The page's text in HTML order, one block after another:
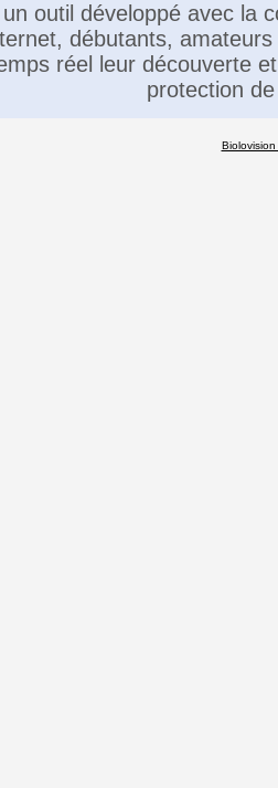
outil développé avec la
débutants,
réel leur découverte
protection
Biolovision